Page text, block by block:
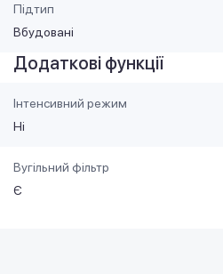
Підтип
Вбудовані
Додаткові функції
Інтенсивний режим
Ні
Вугільний фільтр
Є